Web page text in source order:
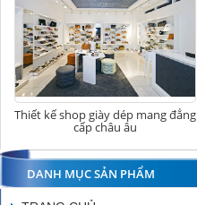
Thiết kế shop giày dép mang đẳng
cấp châu âu
DANH MỤC SẢN PHẨM